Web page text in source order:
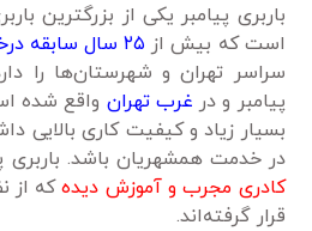
باربری پیامبر یکی از بزرگترین
است که بیش از ۲۵ سال سابقه درخشان در حمل بار
سراسر تهران و شهرستان‌ها را
پیامبر و در غرب تهران واقع شده
بسیار زیاد و کیفیت کاری بالایی
در خدمت همشهریان باشد. باربری
کادری مجرب و آموزش دیدهکه از
قرار گرفته‌اند.